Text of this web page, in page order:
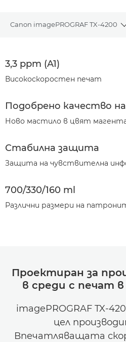
Canon imagePROGRAF TX-4200
Спецификации
Галерия
Поддръжка
3,3 ppm (A1)
Високоскоростен печат
Подобрено качество
Ново мастило в цвят
Стабилна защита
Защита на чувствителна
700/330/160 ml
Различни размери на
Проектиран за
в среди с печат
imagePROGRAF TX-
цел
Впечатляващата